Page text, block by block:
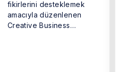
fikirlerini desteklemek
amacıyla düzenlenen
Creative Business